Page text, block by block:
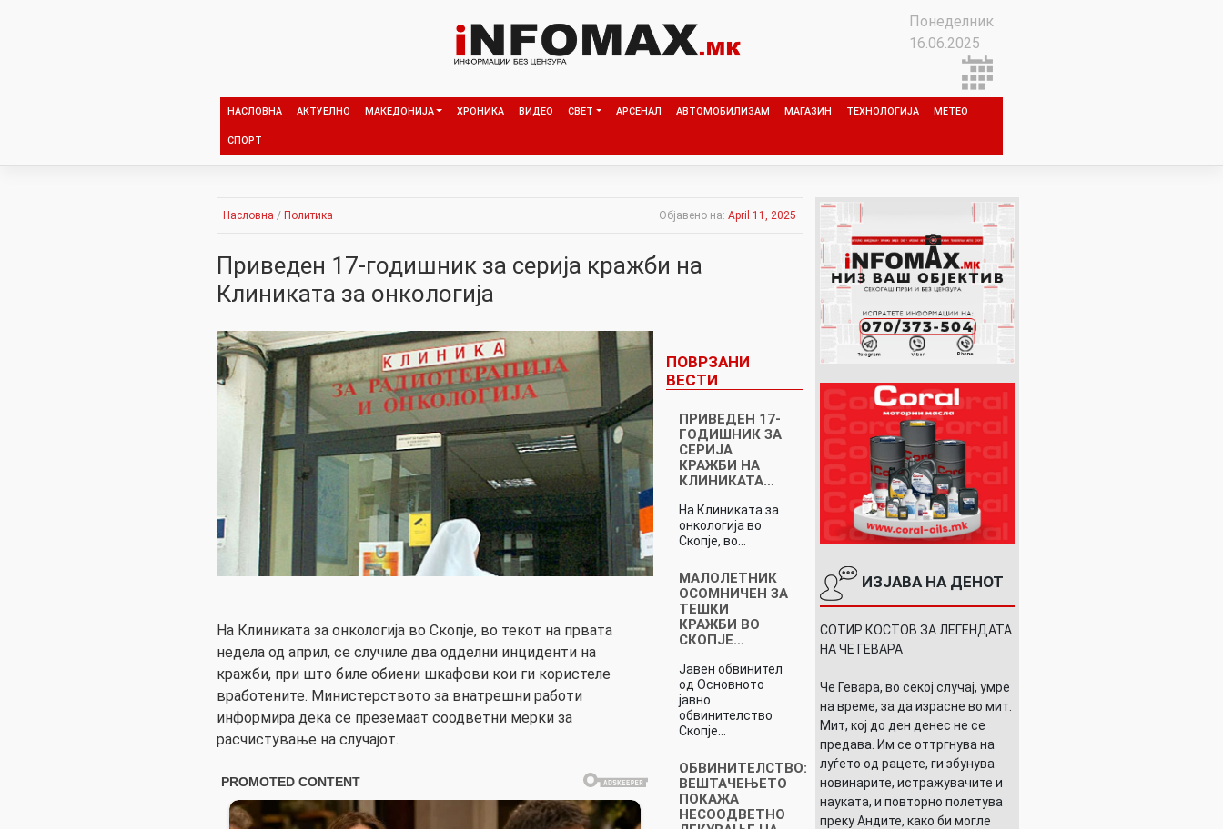
Понеделник
16.06.2025
НАСЛОВНА АКТУЕЛНО МАКЕДОНИЈА ХРОНИКА ВИДЕО СВЕТ АРСЕНАЛ АВТОМОБИЛИЗАМ МАГАЗИН ТЕХНОЛОГИЈА МЕТЕО
СПОРТ
Насловна / Политика Објавено на: April 11, 2025
Приведен 17-годишник за серија кражби на
Клиниката за онкологија
На Клиниката за онкологија во Скопје, во текот на првата
недела од април, се случиле два одделни инциденти на
кражби, при што биле обиени шкафови кои ги користеле
вработените. Министерството за внатрешни работи
информира дека се преземаат соодветни мерки за
расчистување на случајот.
ПОВРЗАНИ
ВЕСТИ
ПРИВЕДЕН 17-
ГОДИШНИК ЗА
СЕРИЈА
КРАЖБИ НА
КЛИНИКАТА…
На Клиниката за
онкологија во
Скопје, во…
МАЛОЛЕТНИК
ОСОМНИЧЕН ЗА
ТЕШКИ
КРАЖБИ ВО
СКОПЈЕ…
Јавен обвинител
од Основното
јавно
обвинителство
Скопје…
ОБВИНИТЕЛСТВО:
ВЕШТАЧЕЊЕТО
ПОКАЖА
НЕСООДВЕТНО
ИЗЈАВА НА ДЕНОТ
СОТИР КОСТОВ ЗА ЛЕГЕНДАТА
НА ЧЕ ГЕВАРА
Че Гевара, во секој случај, умре
на време, за да израсне во мит.
Мит, кој до ден денес не се
предава. Им се оттргнува на
луѓето од рацете, ги збунува
новинарите, истражувачите и
науката, и повторно полетува
преку Андите, како би могле